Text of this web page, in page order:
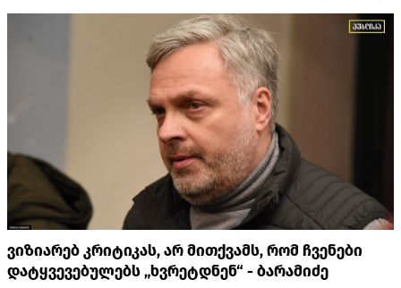
ვიზიარებ კრიტიკას, არ მითქვამს, რომ ჩვენები
დატყვევებულებს „ხვრეტდნენ“ - ბარამიძე